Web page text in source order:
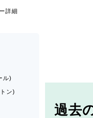
詳細
過去
ル)
ン)